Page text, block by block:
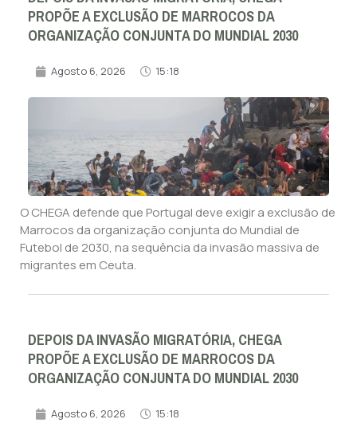
PROPÕE A EXCLUSÃO DE MARROCOS DA
ORGANIZAÇÃO CONJUNTA DO MUNDIAL 2030
Agosto 6, 2026 15:18
O CHEGA defende que Portugal deve exigir a exclusão de
Marrocos da organização conjunta do Mundial de
Futebol de 2030, na sequência da invasão massiva de
migrantes em Ceuta.
DEPOIS DA INVASÃO MIGRATÓRIA, CHEGA
PROPÕE A EXCLUSÃO DE MARROCOS DA
ORGANIZAÇÃO CONJUNTA DO MUNDIAL 2030
Agosto 6, 2026 15:18